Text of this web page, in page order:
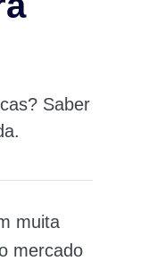
Saber
muita
mercado